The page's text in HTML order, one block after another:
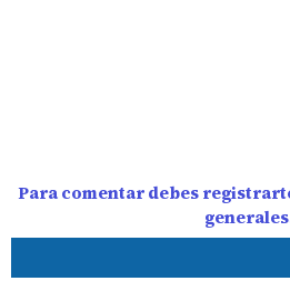
Para comentar debes